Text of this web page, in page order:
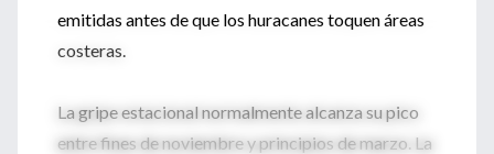
emitidas antes de que los huracanes toquen áreas
costeras.
La gripe estacional normalmente alcanza su pico
entre fines de noviembre y principios de marzo. La